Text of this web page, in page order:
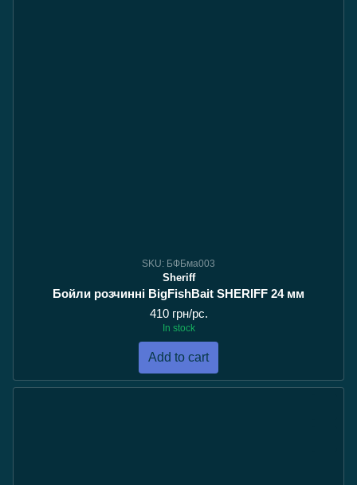
SKU: БФБма003
Sheriff
Бойли розчинні BigFishBait SHERIFF 24 мм
410 грн/pc.
In stock
Add to cart